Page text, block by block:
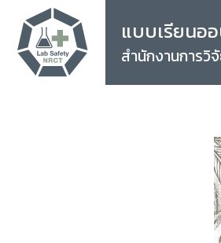
แบบเรียนอ
สำนักงานการวิ